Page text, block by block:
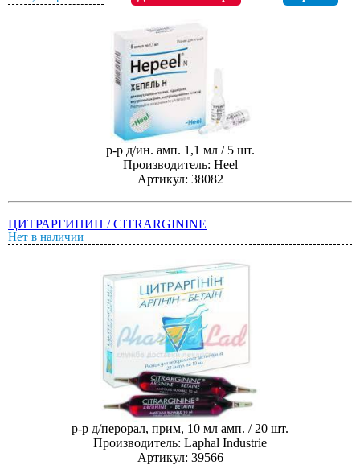
р-р д/ин. амп. 1,1 мл / 5 шт.
Производитель: Heel
Артикул: 38082
ЦИТРАРГИНИН / CITRARGININE
Нет в наличии
р-р д/перорал, прим, 10 мл амп. / 20 шт.
Производитель: Laphal Industrie
Артикул: 39566